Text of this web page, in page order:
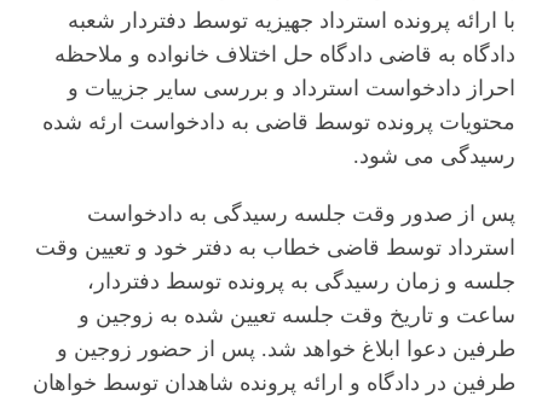
با ارائه پرونده استرداد جهیزیه توسط دفتردار شعبه
دادگاه به قاضی دادگاه حل اختلاف خانواده و ملاحظه
احراز دادخواست استرداد و بررسی سایر جزییات و
محتویات پرونده توسط قاضی به دادخواست ارئه شده
رسیدگی می شود.
پس از صدور وقت جلسه رسیدگی به دادخواست
استرداد توسط قاضی خطاب به دفتر خود و تعیین وقت
جلسه و زمان رسیدگی به پرونده توسط دفتردار،
ساعت و تاریخ وقت جلسه تعیین شده به زوجین و
طرفین دعوا ابلاغ خواهد شد. پس از حضور زوجین و
طرفین در دادگاه و ارائه پرونده شاهدان توسط خواهان